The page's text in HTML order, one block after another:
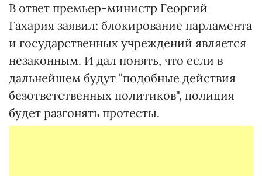
В ответ премьер-министр Георгий
Гахария заявил: блокирование парламента
и государственных учреждений является
незаконным. И дал понять, что если в
дальнейшем будут "подобные действия
безответственных политиков", полиция
будет разгонять протесты.